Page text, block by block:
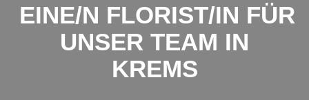
EINE/N FLORIST/IN FÜR
UNSER TEAM IN
KREMS